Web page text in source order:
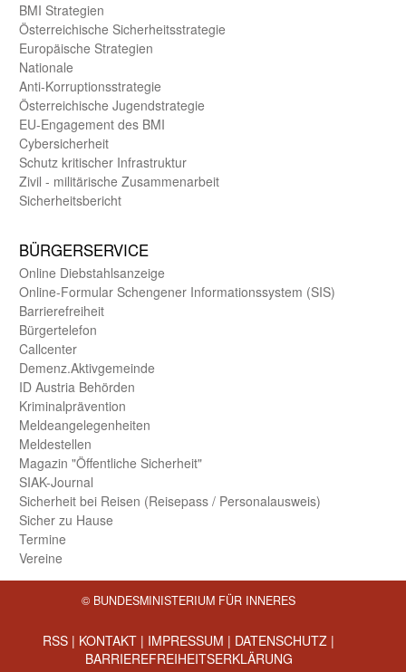
BMI Strategien
Öster­reichische Sicherheits­strategie
Europäische Strategien
Nationale
Anti-Korruptions­strategie
Öster­reichische Jugend­strategie
EU-Engagement des BMI
Cybersicherheit
Schutz kritischer Infra­struktur
Zivil - militärische Zusammen­arbeit
Sicherheits­bericht
BÜRGER­SERVICE
Online Diebstahls­anzeige
Online-Formular Schengener Informationssystem (SIS)
Barriere­freiheit
Bürger­telefon
Call­center
Demenz.Aktiv­gemeinde
ID Austria Behörden
Kriminal­prävention
Melde­an­ge­le­gen­heiten
Meld­estellen
Magazin "Öffentliche Sicherheit"
SIAK-Journal
Sicherheit bei Reisen (Reise­pass / Personal­ausweis)
Sicher zu Hause
Termine
Vereine
© BUNDESMINISTERIUM FÜR INNERES
RSS | KONTAKT | IMPRESSUM | DATENSCHUTZ |
BARRIEREFREIHEITSERKLÄRUNG